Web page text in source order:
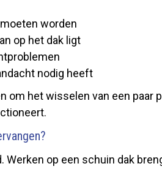
worden
op het dak ligt
nodig heeft
om het wisselen van een paar
op een schuin dak